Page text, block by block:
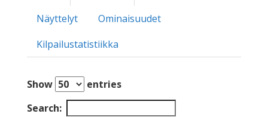
Näyttelyt
Ominaisuudet
Kilpailustatistiikka
Show
entries
Search: